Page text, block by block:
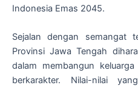
Indonesia Emas 2045.
Sejalan dengan semangat
Provinsi Jawa Tengah
dalam membangun
berkarakter. Nilai-nilai